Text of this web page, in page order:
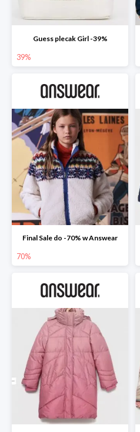
Guess plecak Girl -39%
39%
Final Sale do -70% w Answear
70%